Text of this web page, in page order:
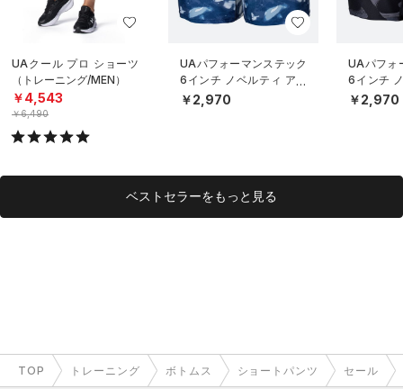
UAクール プロ ショーツ
（トレーニング/MEN）
￥4,543
￥6,490
UAパフォーマンステック
6インチ ノベルティ アン
ダーウェア（トレーニン
グ/MEN）
￥2,970
UAパフォ
6インチ
ダーウェ
グ/MEN）
￥2,970
ベストセラーをもっと見る
TOP トレーニング ボトムス ショートパンツ セール